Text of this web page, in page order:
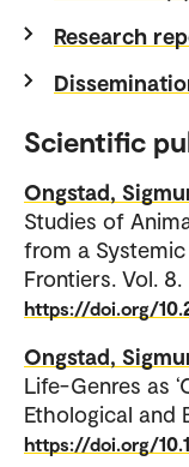
Research
Scientific
Ongstad,
Studies of
from a
Frontiers. Vol. 8.
https://doi.org/
Ongstad,
Life-Genres as
Ethological and
https://doi.org/